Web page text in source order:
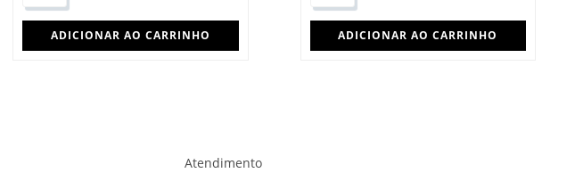
ADICIONAR AO CARRINHO ADICIONAR AO CARRINHO
Atendimento